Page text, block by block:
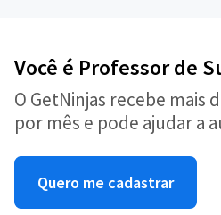
Você é Professor de
O GetNinjas recebe mais
por mês e pode ajudar a
Quero me cadastrar